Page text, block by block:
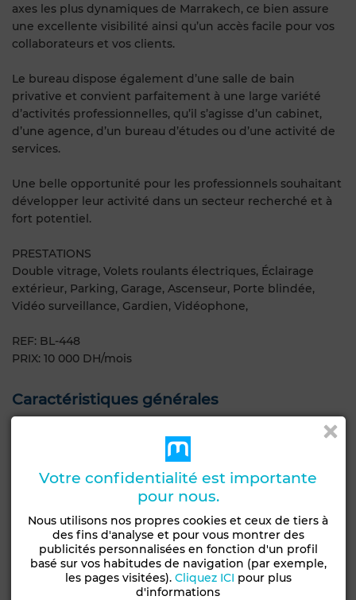
axes les plus dynamiques de Marrakech, ce bien assure
une excellente visibilité ainsi qu’un accès facile pour vos
collaborateurs et vos clients.
Le bureau dispose également d’une salle de bain
privative et convient parfaitement à une large variété
d’activités professionnelles, qu’il s’agisse d’un cabinet,
d’une agence, d’un bureau d’études ou d’une activité de
services.
Une belle opportunité pour les professionnels souhaitant
développer leur activité dans un secteur recherché et à
fort potentiel.
PRESTATIONS
Double vitrage, Volets roulants électriques, Éclairage
extérieur, Parking, Garage, Ascenseur, Porte blindée,
Vidéo surveillance, Gardien, Vidéophone,
REF: BL-448
PRIX: 10 000 DH/mois
Caractéristiques générales
4ème
Type du sol
Carrelage
Garage
1 Place
Ascenseur Concierge Sécurité
Double vitrage Porte blindée
Votre confidentialité est importante
pour nous.
Nous utilisons nos propres cookies et ceux de tiers à
des fins d'analyse et pour vous montrer des
publicités personnalisées en fonction d'un profil
basé sur vos habitudes de navigation (par exemple,
les pages visitées). Cliquez ICI pour plus
d'informations